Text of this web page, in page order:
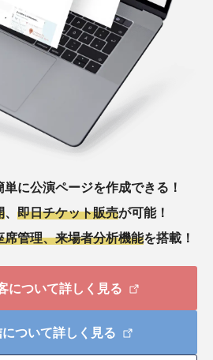
に公演ページを作成できる！
即日チケット販売が可能！
管理、来場者分析機能を搭載！
について詳しく見る
ついて詳しく見る